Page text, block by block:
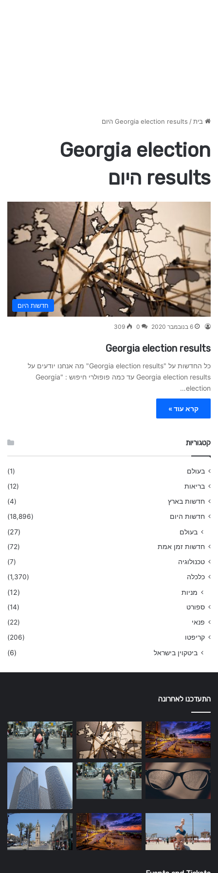
בית/ Georgia election results היום
Georgia election
results היום
חדשות היום
6 בנובמבר 2020 0
309
Georgia election results
כל החדשות על "Georgia election results" מה אנחנו יודעים על
Georgia election results עד כמה פופולרי חיפוש : "Georgia
election…
קרא עוד »
קטגוריות
בעולם
(1)
בריאות
(12)
חדשות בארץ
(4)
חדשות היום
(18,896)
בעולם (27)
חדשות זמן אמת
(72)
טכנולוגיה
(7)
כלכלה
(1,370)
מניות (12)
ספורט
(14)
פנאי
(22)
קריפטו
(206)
ביטקוין בישראל (6)
התעדכנו לאחרונה